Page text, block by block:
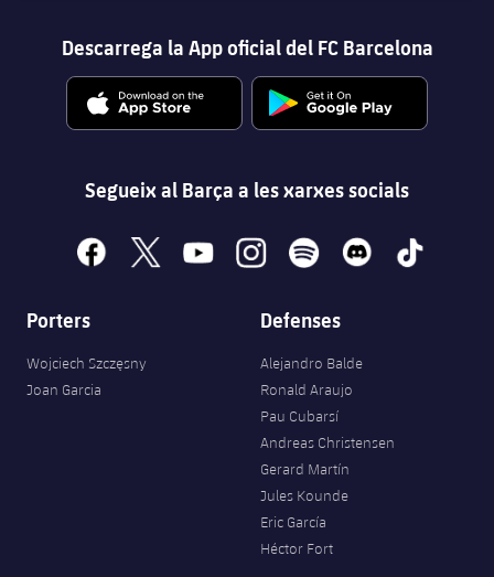
Descarrega la App oficial del FC Barcelona
Segueix al Barça a les xarxes socials
facebook
x youtubeinstagramspotify discord tiktok
Porters
Wojciech Szczęsny
Joan Garcia
Defenses
Alejandro Balde
Ronald Araujo
Pau Cubarsí
Andreas Christensen
Gerard Martín
Jules Kounde
Eric García
Héctor Fort